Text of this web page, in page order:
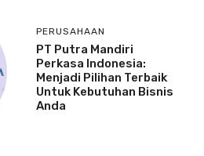
PERUSAHAAN
PT Putra Mandiri
Perkasa Indonesia:
Menjadi Pilihan Terbaik
Untuk Kebutuhan Bisnis
Anda